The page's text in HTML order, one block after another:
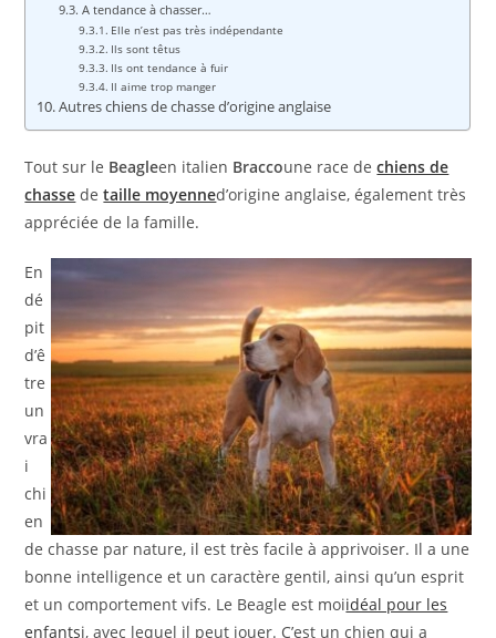
A tendance à chasser…
Elle n’est pas très indépendante
Ils sont têtus
Ils ont tendance à fuir
Il aime trop manger
Autres chiens de chasse d’origine anglaise
Tout sur le Beagleen italien Braccoune race dechiens de
chasse detaille moyenned’origine anglaise, également très
appréciée de la famille.
En
dé
pit
d’ê
tre
un
vra
i
chi
en
de chasse par nature, il est très facile à apprivoiser. Il a une
bonne intelligence et un caractère gentil, ainsi qu’un esprit
et un comportement vifs. Le Beagle est moiidéal pour les
enfantsi, avec lequel il peut jouer. C’est un chien qui a